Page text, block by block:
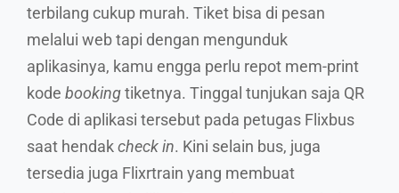
terbilang cukup murah. Tiket bisa di pesan
melalui web tapi dengan mengunduk
aplikasinya, kamu engga perlu repot mem-print
kode bookingtiketnya. Tinggal tunjukan saja QR
Code di aplikasi tersebut pada petugas Flixbus
saat hendakcheck in. Kini selain bus, juga
tersedia juga Flixrtrain yang membuat